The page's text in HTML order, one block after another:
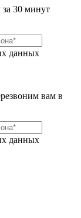
30 минут
данных
вам в
данных